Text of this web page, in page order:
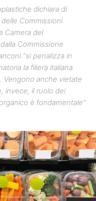
dichiara di
Commissioni
Camera del
Commissione
"si penalizza in
la filiera italiana
Vengono anche vietate
invece, il ruolo dei
è fondamentale"